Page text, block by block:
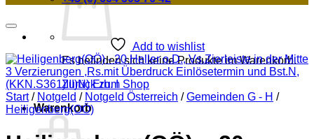
Es befinden sich keine Produkte im Warenkorb.
Zurück zum Shop
Warenkorb
Add to wishlist
Start / Notgeld / Notgeld Österreich / Gemeinden G - H /
Heiligenberg(OÖ)